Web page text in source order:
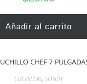
Añadir al carrito
CUCHILLAS, SONDY